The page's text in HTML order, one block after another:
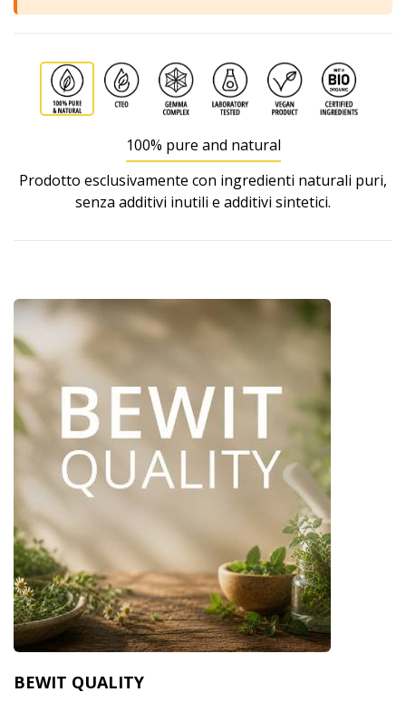
100% pure and natural
Prodotto esclusivamente con ingredienti naturali puri,
senza additivi inutili e additivi sintetici.
BEWIT QUALITY